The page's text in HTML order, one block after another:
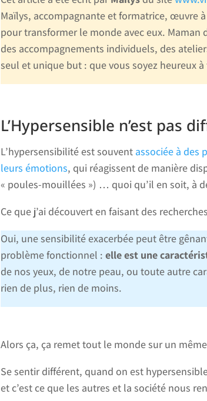
Maïlys, accompagnante et formatrice, œuvre
pour transformer le monde avec eux. Maman
des accompagnements individuels, des
seul et unique but : que vous soyez heureux
L’Hypersensible n’est pas
L’hypersensibilité est souvent associée à des
leurs émotions, qui réagissent de manière
« poules-mouillées ») … quoi qu’il en soit, à
Ce que j’ai découvert en faisant des
Oui, une sensibilité exacerbée peut être
problème fonctionnel : elle est une
de nos yeux, de notre peau, ou toute autre
rien de plus, rien de moins.
Alors ça, ça remet tout le monde sur un
Se sentir différent, quand on est
et c’est ce que les autres et la société nous